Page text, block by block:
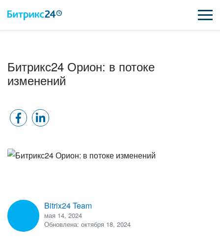
ЦЕНЫ
ВНЕДРЕНИЕ
Битрикс24 Орион: в потоке
изменений
Bitrix24 Team
мая 14, 2024
Обновлена: октября 18, 2024